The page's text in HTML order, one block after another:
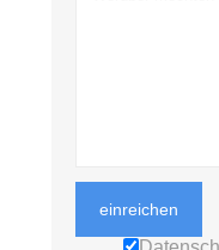
einreichen